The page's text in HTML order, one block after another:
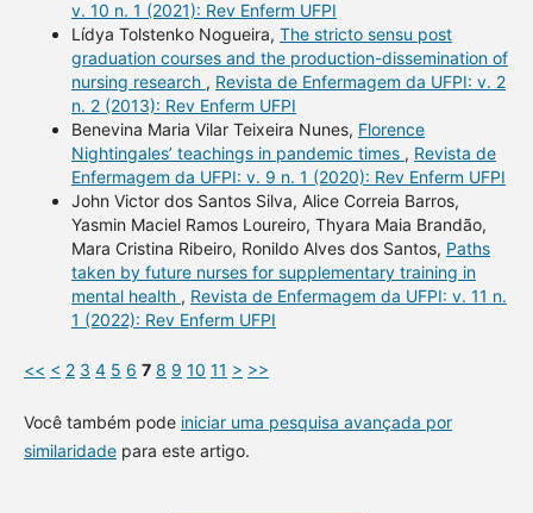
v. 10 n. 1 (2021): Rev Enferm UFPI
Lídya Tolstenko Nogueira, The stricto sensu post
graduation courses and the production-dissemination of
nursing research , Revista de Enfermagem da UFPI: v. 2
n. 2 (2013): Rev Enferm UFPI
Benevina Maria Vilar Teixeira Nunes, Florence
Nightingales’ teachings in pandemic times , Revista de
Enfermagem da UFPI: v. 9 n. 1 (2020): Rev Enferm UFPI
John Victor dos Santos Silva, Alice Correia Barros,
Yasmin Maciel Ramos Loureiro, Thyara Maia Brandão,
Mara Cristina Ribeiro, Ronildo Alves dos Santos, Paths
taken by future nurses for supplementary training in
mental health , Revista de Enfermagem da UFPI: v. 11 n.
1 (2022): Rev Enferm UFPI
<< < 2 3 4 5 6 7 8 9 10 11 > >>
Você também pode iniciar uma pesquisa avançada por
similaridadepara este artigo.